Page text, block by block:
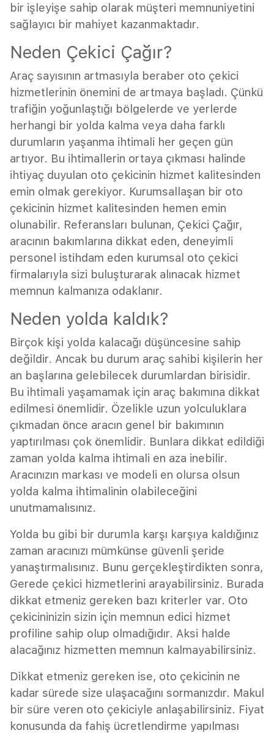
bir işleyişe sahip olarak müşteri memnuniyetini
sağlayıcı bir mahiyet kazanmaktadır.
Neden Çekici Çağır?
Araç sayısının artmasıyla beraber oto çekici
hizmetlerinin önemini de artmaya başladı. Çünkü
trafiğin yoğunlaştığı bölgelerde ve yerlerde
herhangi bir yolda kalma veya daha farklı
durumların yaşanma ihtimali her geçen gün
artıyor. Bu ihtimallerin ortaya çıkması halinde
ihtiyaç duyulan oto çekicinin hizmet kalitesinden
emin olmak gerekiyor. Kurumsallaşan bir oto
çekicinin hizmet kalitesinden hemen emin
olunabilir. Referansları bulunan, Çekici Çağır,
aracının bakımlarına dikkat eden, deneyimli
personel istihdam eden kurumsal oto çekici
firmalarıyla sizi buluşturarak alınacak hizmet
memnun kalmanıza odaklanır.
Neden yolda kaldık?
Birçok kişi yolda kalacağı düşüncesine sahip
değildir. Ancak bu durum araç sahibi kişilerin her
an başlarına gelebilecek durumlardan birisidir.
Bu ihtimali yaşamamak için araç bakımına dikkat
edilmesi önemlidir. Özelikle uzun yolculuklara
çıkmadan önce aracın genel bir bakımının
yaptırılması çok önemlidir. Bunlara dikkat edildiği
zaman yolda kalma ihtimali en aza inebilir.
Aracınızın markası ve modeli en olursa olsun
yolda kalma ihtimalinin olabileceğini
unutmamalısınız.
Yolda bu gibi bir durumla karşı karşıya kaldığınız
zaman aracınızı mümkünse güvenli şeride
yanaştırmalısınız. Bunu gerçekleştirdikten sonra,
Gerede çekici hizmetlerini arayabilirsiniz. Burada
dikkat etmeniz gereken bazı kriterler var. Oto
çekicininizin sizin için memnun edici hizmet
profiline sahip olup olmadığıdır. Aksi halde
alacağınız hizmetten memnun kalmayabilirsiniz.
Dikkat etmeniz gereken ise, oto çekicinin ne
kadar sürede size ulaşacağını sormanızdır. Makul
bir süre veren oto çekiciyle anlaşabilirsiniz. Fiyat
konusunda da fahiş ücretlendirme yapılması